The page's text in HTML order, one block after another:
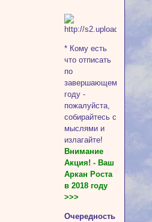
* Кому есть
что отписать
по
завершающемуся
году -
пожалуйста,
собирайтесь с
мыслями и
излагайте!
Внимание
Акция! - Ваш
Аркан Роста
в 2018 году
>>>
Очередность